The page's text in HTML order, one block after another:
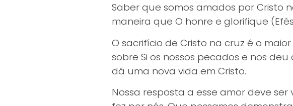
Saber que somos amados por Cristo
maneira que O honre e glorifique
O sacrifício de Cristo na cruz é o
sobre Si os nossos pecados e nos
dá uma nova vida em Cristo.
Nossa resposta a esse amor deve